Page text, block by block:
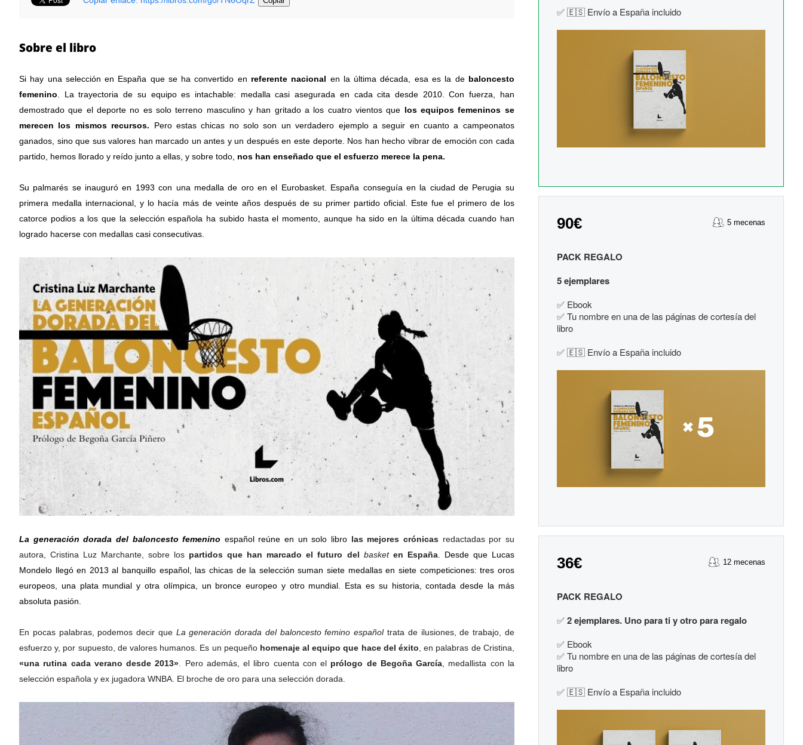
Sobre el libro
Si hay una selección en España que se ha convertido en referente nacional en la última década, esa es la de baloncesto
femenino . La trayectoria de su equipo es intachable: medalla casi asegurada en cada cita desde 2010. Con fuerza, han
demostrado que el deporte no es solo terreno masculino y han gritado a los cuatro vientos que los equipos femeninos se
merecen los mismos recursos. Pero estas chicas no solo son un verdadero ejemplo a seguir en cuanto a campeonatos
ganados, sino que sus valores han marcado un antes y un después en este deporte. Nos han hecho vibrar de emoción con cada
partido, hemos llorado y reído junto a ellas, y sobre todo, nos han enseñado que el esfuerzo merece la pena.
Su palmarés se inauguró en 1993 con una medalla de oro en el Eurobasket. España conseguía en la ciudad de Perugia su
primera medalla internacional, y lo hacía más de veinte años después de su primer partido oficial. Este fue el primero de los
catorce podios a los que la selección española ha subido hasta el momento, aunque ha sido en la última década cuando han
logrado hacerse con medallas casi consecutivas.
La generación dorada del baloncesto femenino español reúne en un solo libro las mejores crónicas redactadas por su
autora, Cristina Luz Marchante, sobre los partidos que han marcado el futuro del basket en España. Desde que Lucas
Mondelo llegó en 2013 al banquillo español, las chicas de la selección suman siete medallas en siete competiciones: tres oros
europeos, una plata mundial y otra olímpica, un bronce europeo y otro mundial. Esta es su historia, contada desde la más
absoluta pasión.
En pocas palabras, podemos decir que La generación dorada del baloncesto femino español trata de ilusiones, de trabajo, de
esfuerzo y, por supuesto, de valores humanos. Es un pequeño homenaje al equipo que hace del éxito
«una rutina cada verano desde 2013» . Pero además, el libro cuenta con el prólogo de Begoña García , medallista con la
selección española y ex jugadora WNBA. El broche de oro para una selección dorada.
✅ 🇪🇸 Envío a España incluido
90€ 5 mecenas
PACK REGALO
5 ejemplares
✅ Ebook
✅Tu nombre en una de las páginas de cortesía del
libro
✅ 🇪🇸 Envío a España incluido
36€ 12 mecenas
PACK REGALO
✅2 ejemplares. Uno para ti y otro para regalo
✅ Ebook
✅Tu nombre en una de las páginas de cortesía del
libro
✅ 🇪🇸 Envío a España incluido